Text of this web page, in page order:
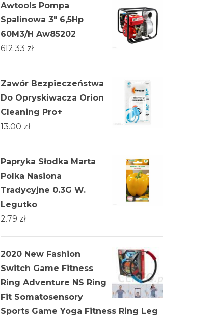
Awtools Pompa
Spalinowa 3" 6,5Hp
60M3/H Aw85202
612.33 zł
Zawór Bezpieczeństwa
Do Opryskiwacza Orion
Cleaning Pro+
13.00 zł
Papryka Słodka Marta
Polka Nasiona
Tradycyjne 0.3G W.
Legutko
2.79 zł
2020 New Fashion
Switch Game Fitness
Ring Adventure NS Ring
Fit Somatosensory
Sports Game Yoga Fitness Ring Leg